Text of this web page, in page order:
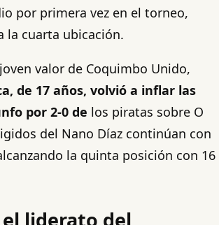
por primera vez en el torneo,
la cuarta ubicación.
valor de Coquimbo Unido,
de 17 años, volvió a inflar las
por 2-0 de los piratas sobre O
del Nano Díaz continúan con
la quinta posición con 16